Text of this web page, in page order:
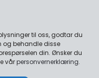
til oss, godtar du
og behandle disse
din. Ønsker du
vårpersonvernerklæring.